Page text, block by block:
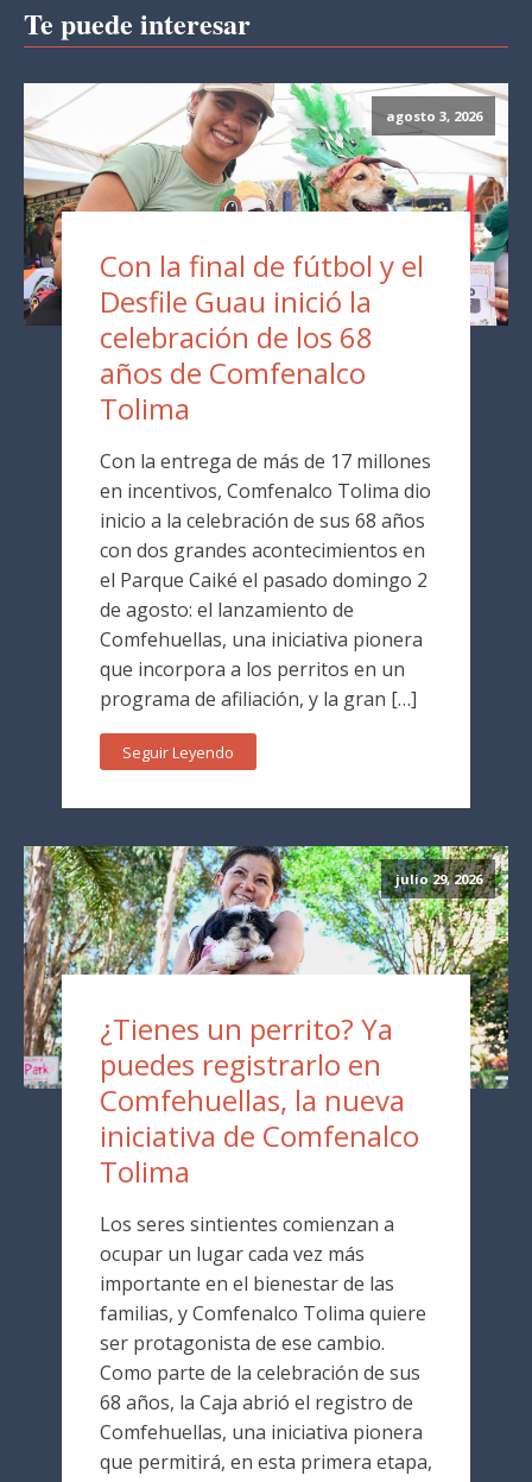
Te puede interesar
agosto 3, 2026
Con la final de fútbol y el
Desfile Guau inició la
celebración de los 68
años de Comfenalco
Tolima
Con la entrega de más de 17 millones
en incentivos, Comfenalco Tolima dio
inicio a la celebración de sus 68 años
con dos grandes acontecimientos en
el Parque Caiké el pasado domingo 2
de agosto: el lanzamiento de
Comfehuellas, una iniciativa pionera
que incorpora a los perritos en un
programa de afiliación, y la gran […]
Seguir Leyendo
julio 29, 2026
¿Tienes un perrito? Ya
puedes registrarlo en
Comfehuellas, la nueva
iniciativa de Comfenalco
Tolima
Los seres sintientes comienzan a
ocupar un lugar cada vez más
importante en el bienestar de las
familias, y Comfenalco Tolima quiere
ser protagonista de ese cambio.
Como parte de la celebración de sus
68 años, la Caja abrió el registro de
Comfehuellas, una iniciativa pionera
que permitirá, en esta primera etapa,